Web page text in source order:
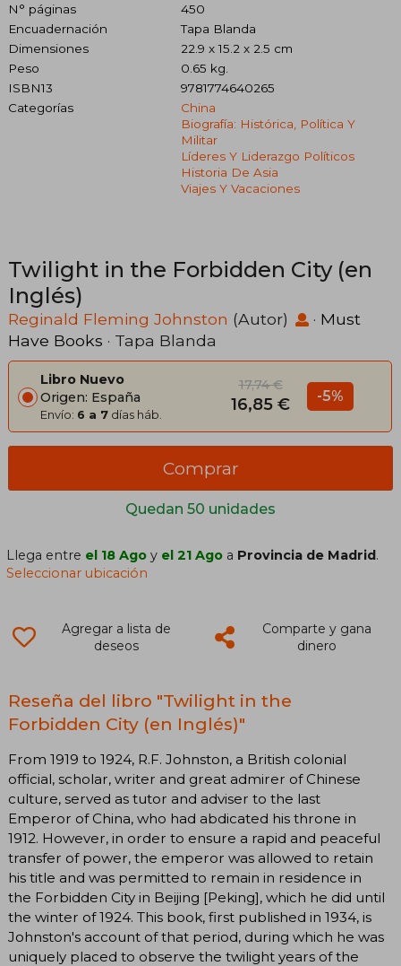
N° páginas
450
Encuadernación
Tapa Blanda
Dimensiones
22.9 x 15.2 x 2.5 cm
Peso
0.65 kg.
ISBN13
9781774640265
Categorías
China
Biografía: Histórica, Política Y
Militar
Líderes Y Liderazgo Políticos
Historia De Asia
Viajes Y Vacaciones
Twilight in the Forbidden City (en
Inglés)
Reginald Fleming Johnston (Autor) · Must
Have Books · Tapa Blanda
Libro Nuevo
Origen: España
Envío: 6 a 7 días háb.
17,74 €
16,85 € -5%
Quedan 50 unidades
Comprar
Llega entre el 18 Ago y el 21 Ago a Provincia de Madrid.
Seleccionar ubicación
Agregar a lista de
deseos
Comparte y gana
dinero
Reseña del libro "Twilight in the
Forbidden City (en Inglés)"
From 1919 to 1924, R.F. Johnston, a British colonial
official, scholar, writer and great admirer of Chinese
culture, served as tutor and adviser to the last
Emperor of China, who had abdicated his throne in
1912. However, in order to ensure a rapid and peaceful
transfer of power, the emperor was allowed to retain
his title and was permitted to remain in residence in
the Forbidden City in Beijing [Peking], which he did until
the winter of 1924. This book, first published in 1934, is
Johnston's account of that period, during which he was
uniquely placed to observe the twilight years of the